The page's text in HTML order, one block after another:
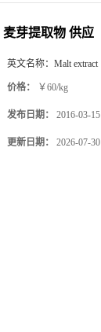
麦芽提取物 供应
英文名称： Malt extract
价格： ￥60/kg
发布日期： 2016-03-15
更新日期： 2026-07-30